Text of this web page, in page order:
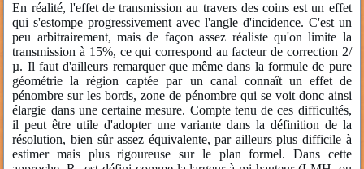
En réalité, l'effet de transmission au travers des coins est un effet
qui s'estompe progressivement avec l'angle d'incidence. C'est un
peu arbitrairement, mais de façon assez réaliste qu'on limite la
transmission à 15%, ce qui correspond au facteur de correction 2/
µ. Il faut d'ailleurs remarquer que même dans la formule de pure
géométrie la région captée par un canal connaît un effet de
pénombre sur les bords, zone de pénombre qui se voit donc ainsi
élargie dans une certaine mesure. Compte tenu de ces difficultés,
il peut être utile d'adopter une variante dans la définition de la
résolution, bien sûr assez équivalente, par ailleurs plus difficile à
estimer mais plus rigoureuse sur le plan formel. Dans cette